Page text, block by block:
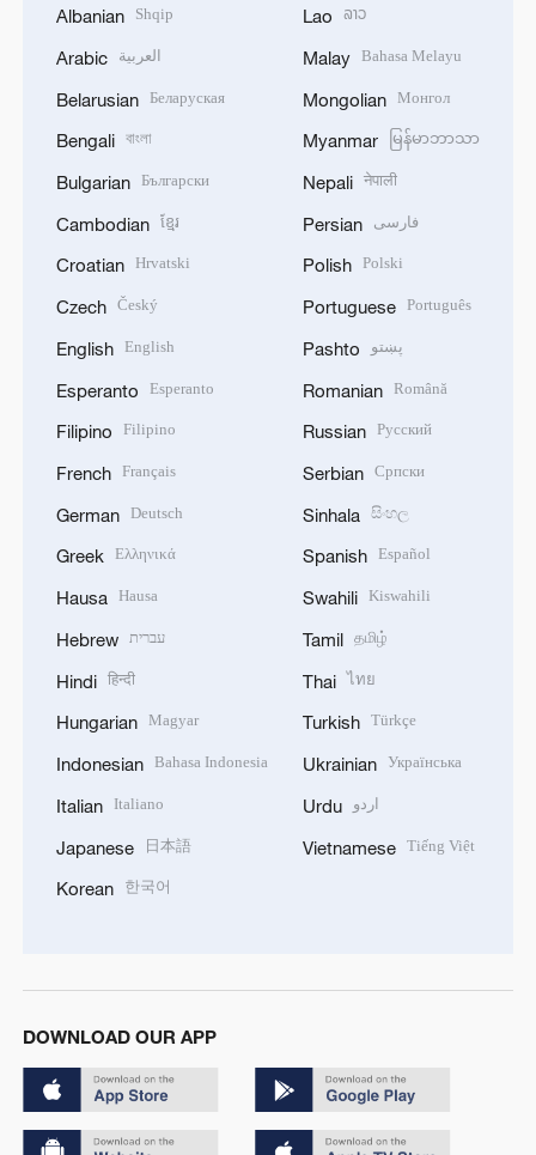
Albanian Shqip
Arabic العربية
Belarusian Беларуская
Bengali বাংলা
Bulgarian Български
Cambodian ខ្មែរ
Croatian Hrvatski
Czech Český
English English
Esperanto Esperanto
Filipino Filipino
French Français
German Deutsch
Greek Ελληνικά
Hausa Hausa
Hebrew עברית
Hindi हिन्दी
Hungarian Magyar
Indonesian Bahasa Indonesia
Italian Italiano
Japanese 日本語
Korean 한국어
Lao ລາວ
Malay Bahasa Melayu
Mongolian Монгол
Myanmar မြန်မာဘာသာ
Nepali नेपाली
Persian فارسی
Polish Polski
Portuguese Português
Pashto پښتو
Romanian Română
Russian Русский
Serbian Српски
Sinhala සිංහල
Spanish Español
Swahili Kiswahili
Tamil தமிழ்
Thai ไทย
Turkish Türkçe
Ukrainian Українська
Urdu اردو
Vietnamese Tiếng Việt
DOWNLOAD OUR APP